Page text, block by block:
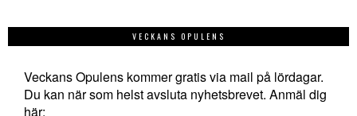
VECKANS OPULENS
Veckans Opulens kommer gratis via mail på lördagar.
Du kan när som helst avsluta nyhetsbrevet. Anmäl dig
här: